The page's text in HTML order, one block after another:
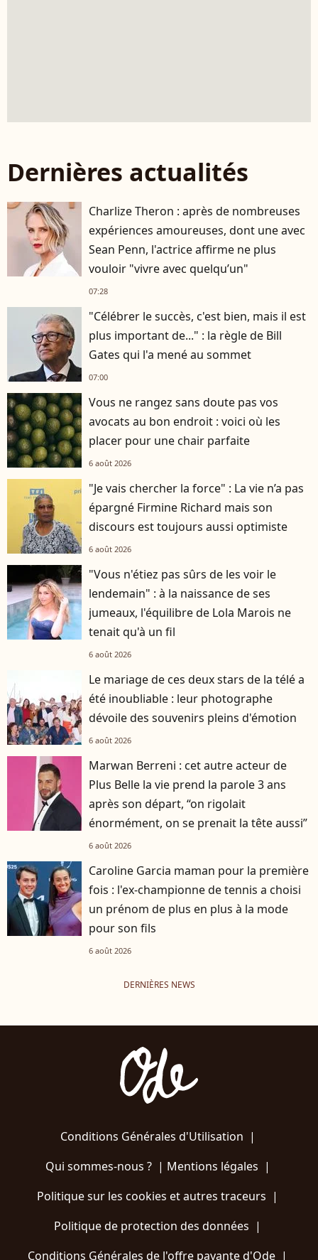
Dernières actualités
Charlize Theron : après de nombreuses
expériences amoureuses, dont une avec
Sean Penn, l'actrice affirme ne plus
vouloir "vivre avec quelqu’un"
07:28
"Célébrer le succès, c'est bien, mais il est
plus important de..." : la règle de Bill
Gates qui l'a mené au sommet
07:00
Vous ne rangez sans doute pas vos
avocats au bon endroit : voici où les
placer pour une chair parfaite
6 août 2026
"Je vais chercher la force" : La vie n’a pas
épargné Firmine Richard mais son
discours est toujours aussi optimiste
6 août 2026
"Vous n'étiez pas sûrs de les voir le
lendemain" : à la naissance de ses
jumeaux, l'équilibre de Lola Marois ne
tenait qu'à un fil
6 août 2026
Le mariage de ces deux stars de la télé a
été inoubliable : leur photographe
dévoile des souvenirs pleins d'émotion
6 août 2026
Marwan Berreni : cet autre acteur de
Plus Belle la vie prend la parole 3 ans
après son départ, “on rigolait
énormément, on se prenait la tête aussi”
6 août 2026
Caroline Garcia maman pour la première
fois : l'ex-championne de tennis a choisi
un prénom de plus en plus à la mode
pour son fils
6 août 2026
DERNIÈRES NEWS
Conditions Générales d'Utilisation |
Qui sommes-nous ?| Mentions légales |
Politique sur les cookies et autres traceurs |
Politique de protection des données |
Conditions Générales de l'offre payante d'Ode |